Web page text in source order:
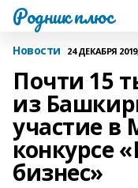
Родник плюс
Новости 24 ДЕКАБРЯ
Почти 15
из
участие
конкурсе
бизнес»